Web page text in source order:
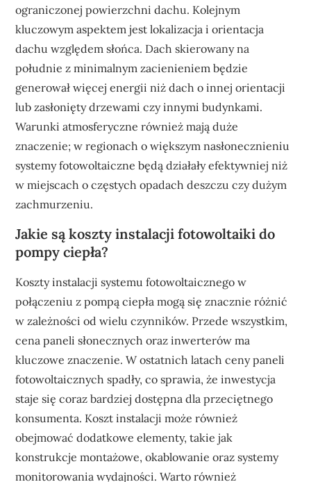
ograniczonej powierzchni dachu. Kolejnym
kluczowym aspektem jest lokalizacja i orientacja
dachu względem słońca. Dach skierowany na
południe z minimalnym zacienieniem będzie
generował więcej energii niż dach o innej orientacji
lub zasłonięty drzewami czy innymi budynkami.
Warunki atmosferyczne również mają duże
znaczenie; w regionach o większym nasłonecznieniu
systemy fotowoltaiczne będą działały efektywniej niż
w miejscach o częstych opadach deszczu czy dużym
zachmurzeniu.
Jakie są koszty instalacji fotowoltaiki do
pompy ciepła?
Koszty instalacji systemu fotowoltaicznego w
połączeniu z pompą ciepła mogą się znacznie różnić
w zależności od wielu czynników. Przede wszystkim,
cena paneli słonecznych oraz inwerterów ma
kluczowe znaczenie. W ostatnich latach ceny paneli
fotowoltaicznych spadły, co sprawia, że inwestycja
staje się coraz bardziej dostępna dla przeciętnego
konsumenta. Koszt instalacji może również
obejmować dodatkowe elementy, takie jak
konstrukcje montażowe, okablowanie oraz systemy
monitorowania wydajności. Warto również